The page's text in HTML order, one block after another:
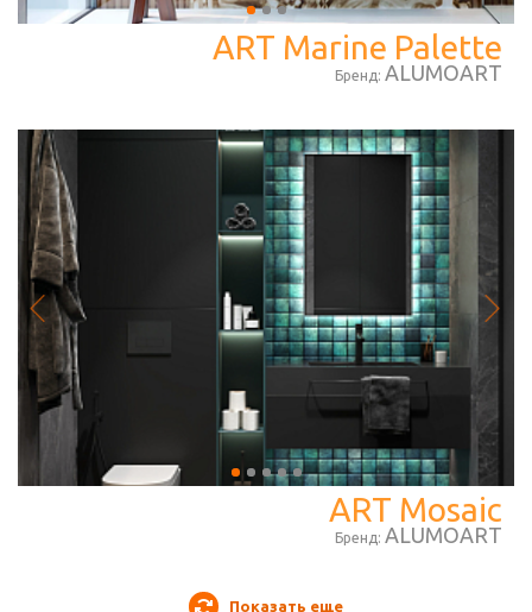
ART Marine Palette
Бренд: ALUMOART
ART Mosaic
Бренд: ALUMOART
Показать еще